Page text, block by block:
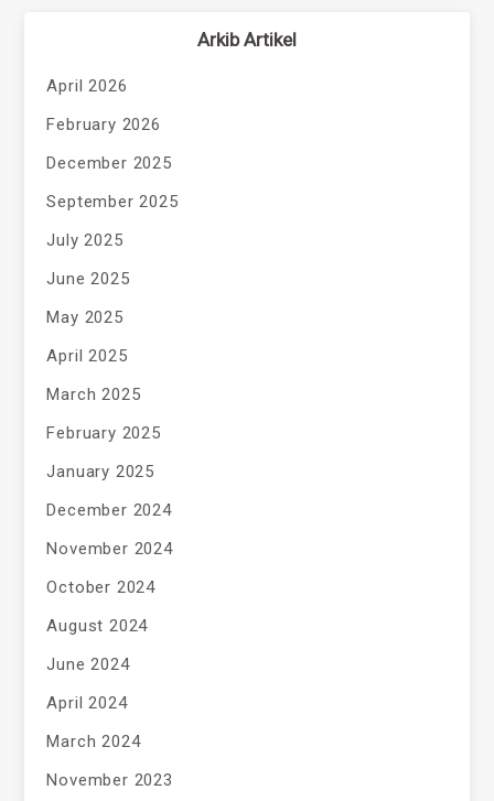
Arkib Artikel
April 2026
February 2026
December 2025
September 2025
July 2025
June 2025
May 2025
April 2025
March 2025
February 2025
January 2025
December 2024
November 2024
October 2024
August 2024
June 2024
April 2024
March 2024
November 2023